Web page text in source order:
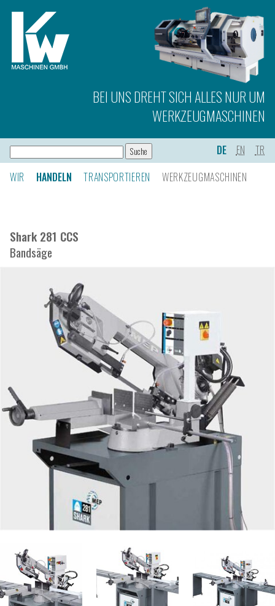
BEI UNS DREHT SICH ALLES NUR UM
WERKZEUGMASCHINEN
DE EN
TR
WIR
HANDELN TRANSPORTIEREN WERKZEUGMASCHINEN
Shark 281 CCS
Bandsäge